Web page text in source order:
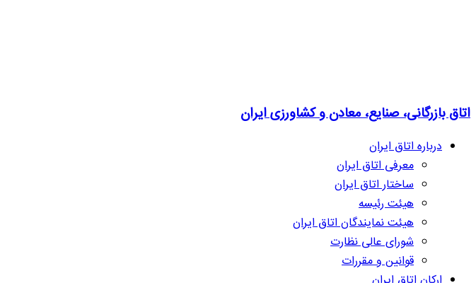
اتاق بازرگانی، صنایع، معادن و کشاورزی ایران
درباره اتاق ایران
معرفی اتاق ایران
ساختار اتاق ایران
هیئت رئیسه
هیئت نمایندگان اتاق ایران
شورای عالی نظارت
قوانین و مقررات